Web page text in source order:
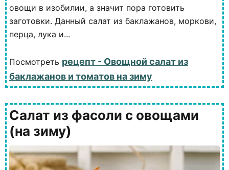
овощи в изобилии, а значит пора готовить
заготовки. Данный салат из баклажанов, моркови,
перца, лука и...
Посмотреть рецепт - Овощной салат из
баклажанов и томатов на зиму
Салат из фасоли с овощами
(на зиму)